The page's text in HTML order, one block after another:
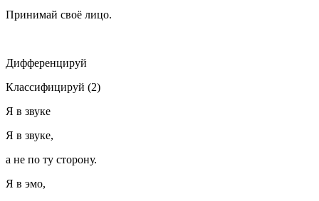
Принимай своё лицо.
Дифференцируй
Классифицируй (2)
Я в звуке
Я в звуке,
а не по ту сторону.
Я в эмо,